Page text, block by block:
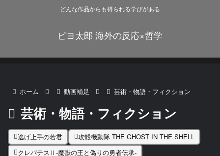
どんな作品からも得られる学びがある
ピヨ太郎 海外の反応×哲学
ホーム 動画補足 芸術・物語・フィクション
芸術・物語・フィクション
逃げ上手の若君
攻殻機動隊 THE GHOST IN THE SHELL
クレバテスⅡ-魔獣の王と偽りの勇者伝承-